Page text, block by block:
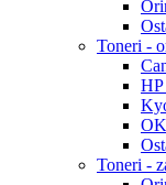
Toneri -
Toneri -